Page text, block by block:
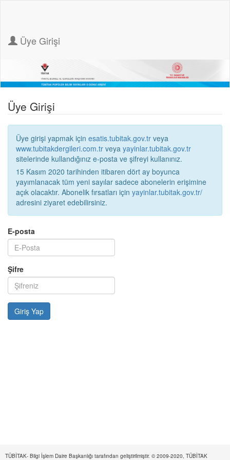
Üye Girişi
Üye Girişi
Üye girişi yapmak için esatis.tubitak.gov.tr veya
www.tubitakdergileri.com.tr veya yayinlar.tubitak.gov.tr
sitelerinde kullandığınız e-posta ve şifreyi kullanınız.
15 Kasım 2020 tarihinden itibaren dört ay boyunca
yayımlanacak tüm yeni sayılar sadece abonelerin erişimine
açık olacaktır. Abonelik fırsatları için yayinlar.tubitak.gov.tr/
adresini ziyaret edebilirsiniz.
E-posta
Şifre
TÜBİTAK- Bilgi İşlem Daire Başkanlığı tarafından geliştirilmiştir. © 2009-2020, TÜBİTAK